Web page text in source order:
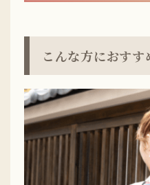
こんな方におすす